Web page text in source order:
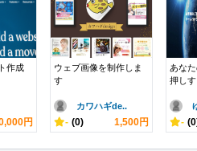
作成
円
ウェブ画像を制作しま
す
カワハギde..
- (0) 1,500円
あな
押しす
-